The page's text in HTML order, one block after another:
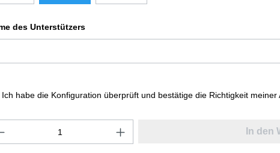
des Unterstützers
Ich habe die Konfiguration überprüft und bestätige die Richtigkeit meiner
In den